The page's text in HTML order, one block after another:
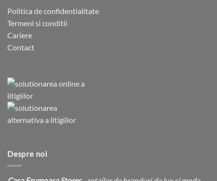
Politica de confidentialitate
Termeni si conditii
Cariere
Contact
Despre noi